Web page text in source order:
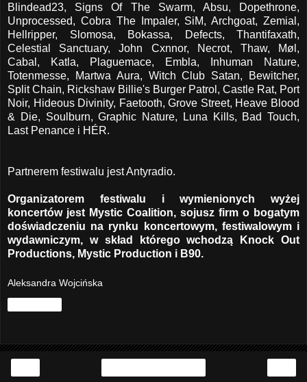
Blindead23, Signs Of The Swarm, Absu, Dopethrone,
Unprocessed, Cobra The Impaler, SiM, Archgoat, Zemial,
Hellripper, Slomosa, Bokassa, Defects, Thantifaxath,
Celestial Sanctuary, John Cxnnor, Necrot, Thaw, Møl,
Cabal, Katla, Plaguemace, Embla, Inhuman Nature,
Totenmesse, Martwa Aura, Witch Club Satan, Bewitcher,
Split Chain, Rickshaw Billie's Burger Patrol, Castle Rat, Port
Noir, Hideous Divinity, Faetooth, Grove Street, Heave Blood
& Die, Soulburn, Graphic Nature, Luna Kills, Bad Touch,
Last Penance i HÉR.
Partnerem festiwalu jest Antyradio.
Organizatorem festiwalu i wymienionych wyżej
koncertów jest Mystic Coalition, sojusz firm o bogatym
doświadczeniu na rynku koncertowym, festiwalowym i
wydawniczym, w skład którego wchodzą Knock Out
Productions, Mystic Production i B90.
Aleksandra Wojcińska